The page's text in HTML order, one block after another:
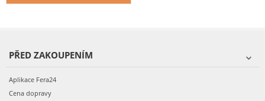
PŘED ZAKOUPENÍM
Aplikace Fera24
Cena dopravy